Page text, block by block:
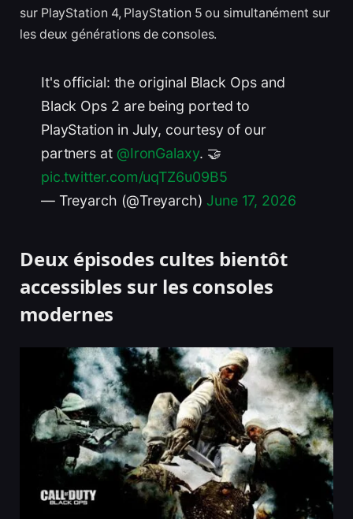
sur PlayStation 4, PlayStation 5 ou simultanément sur
les deux générations de consoles.
It's official: the original Black Ops and
Black Ops 2 are being ported to
PlayStation in July, courtesy of our
partners at @IronGalaxy. 🤝
pic.twitter.com/uqTZ6u09B5
— Treyarch (@Treyarch) June 17, 2026
Deux épisodes cultes bientôt
accessibles sur les consoles
modernes